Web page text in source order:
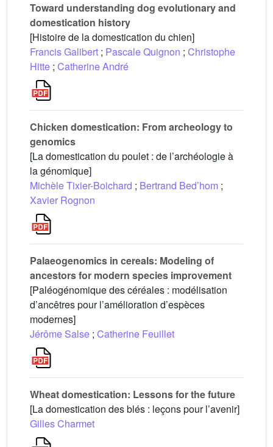
Toward understanding dog evolutionary and
domestication history
[Histoire de la domestication du chien]
Francis Galibert ; Pascale Quignon ; Christophe
Hitte ; Catherine André
Chicken domestication: From archeology to
genomics
[La domestication du poulet : de l’archéologie à
la génomique]
Michèle Tixier-Boichard ; Bertrand Bed’hom ;
Xavier Rognon
Palaeogenomics in cereals: Modeling of
ancestors for modern species improvement
[Paléogénomique des céréales : modélisation
d’ancêtres pour l’amélioration d’espèces
modernes]
Jérôme Salse ; Catherine Feuillet
Wheat domestication: Lessons for the future
[La domestication des blés : leçons pour l’avenir]
Gilles Charmet